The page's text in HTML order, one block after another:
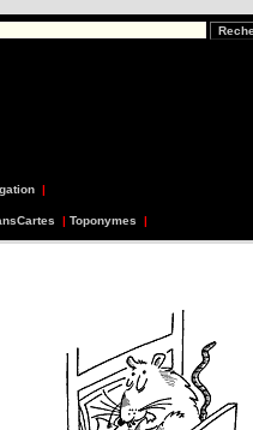
|
| Toponymes |